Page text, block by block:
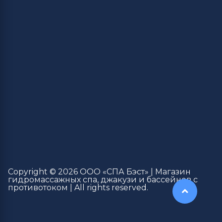
Copyright © 2026 ООО «СПА Бэст» | Магазин
гидромассажных спа, джакузи и бассейнов с
противотоком | All rights reserved.